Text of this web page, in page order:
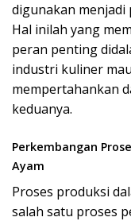
digunakan
Hal inilah yang
peran penting
industri kuliner
mempertahankan
keduanya.
Perkembangan
Ayam
Proses produksi
salah satu proses